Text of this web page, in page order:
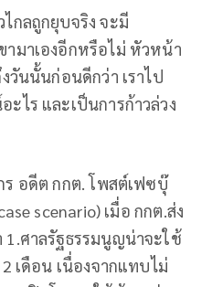
กลถูกยุบจริง จะมี
ามาเองอีกหรือไม่ หัวหน้า
วันนั้นก่อนดีกว่า เราไป
ไร และเป็นการก้าวล่วง
อดีต กกต. โพสต์เฟซบุ๊
scenario) เมื่อ กกต.ส่ง
1.ศาลรัฐธรรมนูญน่าจะใช้
เดือน เนื่องจากแทบไม่